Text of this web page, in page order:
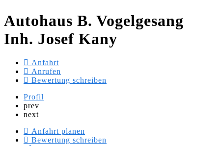
Autohaus B. Vogelgesang
Inh. Josef Kany
Anfahrt
Anrufen
Bewertung schreiben
Profil
prev
next
Anfahrt planen
Bewertung schreiben